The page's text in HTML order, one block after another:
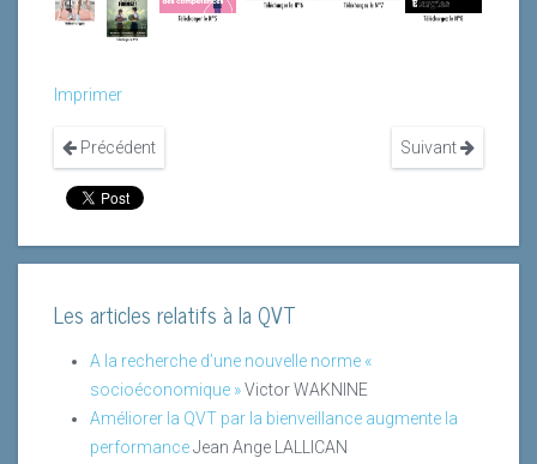
Imprimer
Précédent Suivant
Les articles relatifs à la QVT
A la recherche d’une nouvelle norme «
socioéconomique »Victor WAKNINE
Améliorer la QVT par la bienveillance augmente la
performanceJean Ange LALLICAN